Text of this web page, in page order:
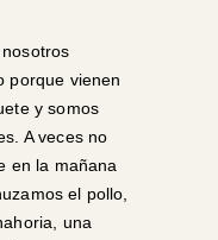
porque vienen
y somos
A veces no
en la mañana
el pollo,
una